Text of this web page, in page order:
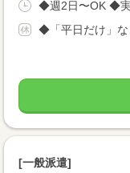
◆週2日〜OK ◆実
◆「平日だけ」な
[一般派遣]